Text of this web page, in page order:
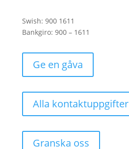
Swish: 900 1611
Bankgiro: 900 – 1611
Ge en gåva
Alla kontaktuppgifter
Granska oss